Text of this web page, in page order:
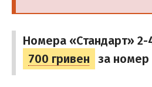
Номера «Стандарт»
700 гривен
за номер